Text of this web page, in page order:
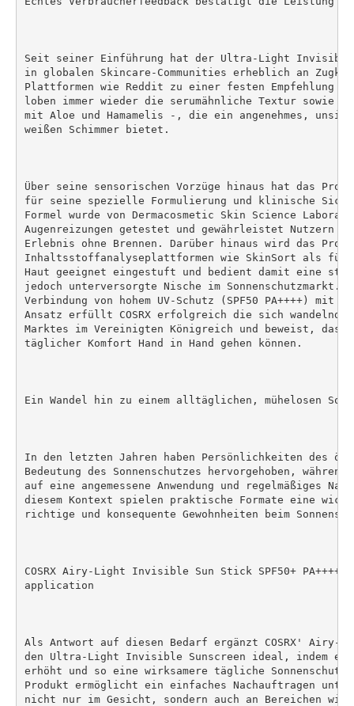
Seit seiner Einführung hat der Ultra-Light Invisible
in globalen Skincare-Communities erheblich an
Plattformen wie Reddit zu einer festen Empfehlung
loben immer wieder die serumähnliche Textur sowie
mit Aloe und Hamamelis -, die ein angenehmes,
weißen Schimmer bietet.
Über seine sensorischen Vorzüge hinaus hat das
für seine spezielle Formulierung und klinische
Formel wurde von Dermacosmetic Skin Science
Augenreizungen getestet und gewährleistet Nutzern
Erlebnis ohne Brennen. Darüber hinaus wird das
Inhaltsstoffanalyseplattformen wie SkinSort als für
Haut geeignet eingestuft und bedient damit eine
jedoch unterversorgte Nische im Sonnenschutzmarkt.
Verbindung von hohem UV-Schutz (SPF50 PA++++) mit
Ansatz erfüllt COSRX erfolgreich die sich wandelnden
Marktes im Vereinigten Königreich und beweist, dass
täglicher Komfort Hand in Hand gehen können.
Ein Wandel hin zu einem alltäglichen, mühelosen
In den letzten Jahren haben Persönlichkeiten des
Bedeutung des Sonnenschutzes hervorgehoben,
auf eine angemessene Anwendung und regelmäßiges
diesem Kontext spielen praktische Formate eine
richtige und konsequente Gewohnheiten beim
COSRX Airy-Light Invisible Sun Stick SPF50+
application
Als Antwort auf diesen Bedarf ergänzt COSRX'
den Ultra-Light Invisible Sunscreen ideal, indem er
erhöht und so eine wirksamere tägliche
Produkt ermöglicht ein einfaches Nachauftragen
nicht nur im Gesicht, sondern auch an Bereichen wie